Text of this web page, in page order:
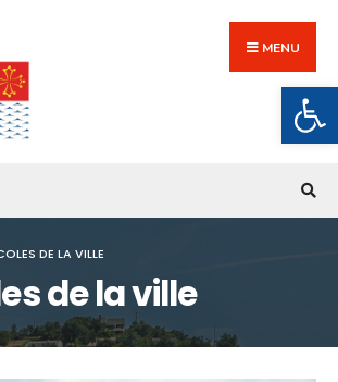
MENU
DE LA VILLE
de la ville